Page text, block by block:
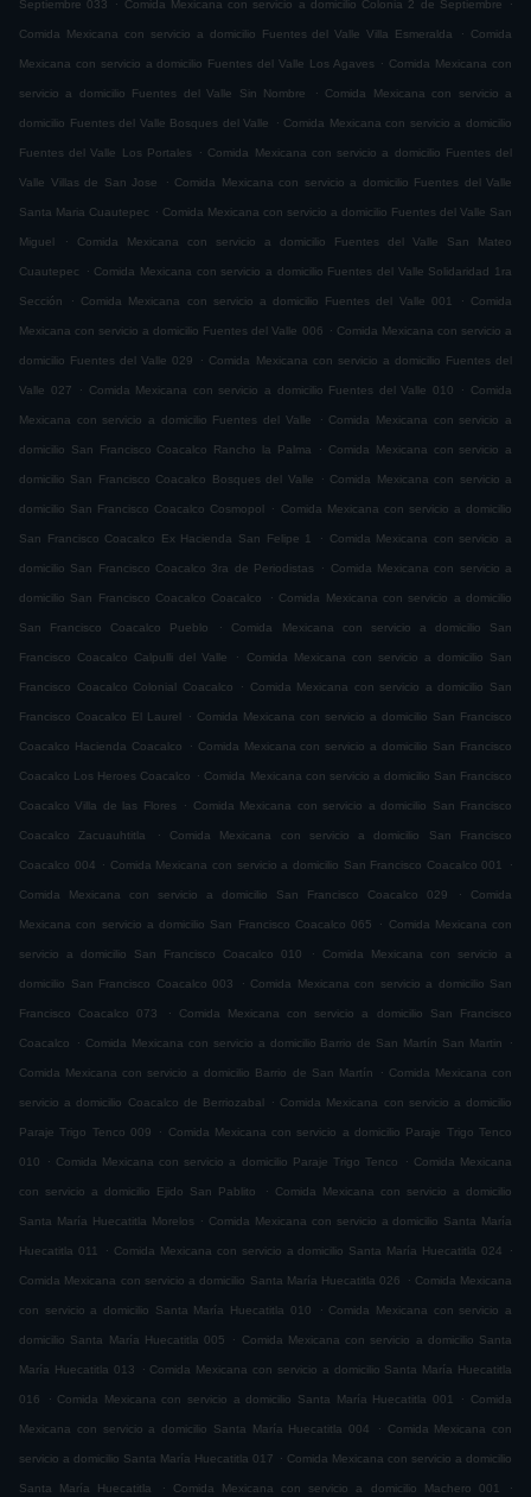
Septiembre 033 Comida Mexicana con servicio a domicilio Colonia 2 de Septiembre
Comida Mexicana con servicio a domicilio Fuentes del Valle Villa Esmeralda . Comida
Mexicana con servicio a domicilio Fuentes del Valle Los Agaves . Comida Mexicana con
servicio a domicilio Fuentes del Valle Sin Nombre . Comida Mexicana con servicio a
domicilio Fuentes del Valle Bosques del Valle . Comida Mexicana con servicio a domicilio
Fuentes del Valle Los Portales . Comida Mexicana con servicio a domicilio Fuentes del
Valle Villas de San Jose . Comida Mexicana con servicio a domicilio Fuentes del Valle
Santa Maria Cuautepec . Comida Mexicana con servicio a domicilio Fuentes del Valle San
Miguel . Comida Mexicana con servicio a domicilio Fuentes del Valle San Mateo
Cuautepec . Comida Mexicana con servicio a domicilio Fuentes del Valle Solidaridad 1ra
Sección . Comida Mexicana con servicio a domicilio Fuentes del Valle 001 . Comida
Mexicana con servicio a domicilio Fuentes del Valle 006 . Comida Mexicana con servicio a
domicilio Fuentes del Valle 029 . Comida Mexicana con servicio a domicilio Fuentes del
Valle 027 . Comida Mexicana con servicio a domicilio Fuentes del Valle 010 . Comida
Mexicana con servicio a domicilio Fuentes del Valle . Comida Mexicana con servicio a
domicilio San Francisco Coacalco Rancho la Palma . Comida Mexicana con servicio a
domicilio San Francisco Coacalco Bosques del Valle . Comida Mexicana con servicio a
domicilio San Francisco Coacalco Cosmopol . Comida Mexicana con servicio a domicilio
San Francisco Coacalco Ex Hacienda San Felipe 1 . Comida Mexicana con servicio a
domicilio San Francisco Coacalco 3ra de Periodistas . Comida Mexicana con servicio a
domicilio San Francisco Coacalco Coacalco . Comida Mexicana con servicio a domicilio
San Francisco Coacalco Pueblo . Comida Mexicana con servicio a domicilio San
Francisco Coacalco Calpulli del Valle . Comida Mexicana con servicio a domicilio San
Francisco Coacalco Colonial Coacalco . Comida Mexicana con servicio a domicilio San
Francisco Coacalco El Laurel . Comida Mexicana con servicio a domicilio San Francisco
Coacalco Hacienda Coacalco . Comida Mexicana con servicio a domicilio San Francisco
Coacalco Los Heroes Coacalco . Comida Mexicana con servicio a domicilio San Francisco
Coacalco Villa de las Flores . Comida Mexicana con servicio a domicilio San Francisco
Coacalco Zacuauhtitla . Comida Mexicana con servicio a domicilio San Francisco
Coacalco 004 . Comida Mexicana con servicio a domicilio San Francisco Coacalco 001 .
Comida Mexicana con servicio a domicilio San Francisco Coacalco 029 . Comida
Mexicana con servicio a domicilio San Francisco Coacalco 065 . Comida Mexicana con
servicio a domicilio San Francisco Coacalco 010 . Comida Mexicana con servicio a
domicilio San Francisco Coacalco 003 . Comida Mexicana con servicio a domicilio San
Francisco Coacalco 073 . Comida Mexicana con servicio a domicilio San Francisco
Coacalco . Comida Mexicana con servicio a domicilio Barrio de San Martín San Martin .
Comida Mexicana con servicio a domicilio Barrio de San Martín . Comida Mexicana con
servicio a domicilio Coacalco de Berriozabal . Comida Mexicana con servicio a domicilio
Paraje Trigo Tenco 009 . Comida Mexicana con servicio a domicilio Paraje Trigo Tenco
010 . Comida Mexicana con servicio a domicilio Paraje Trigo Tenco . Comida Mexicana
con servicio a domicilio Ejido San Pablito . Comida Mexicana con servicio a domicilio
Santa María Huecatitla Morelos . Comida Mexicana con servicio a domicilio Santa María
Huecatitla 011 . Comida Mexicana con servicio a domicilio Santa María Huecatitla 024 .
Comida Mexicana con servicio a domicilio Santa María Huecatitla 026 . Comida Mexicana
con servicio a domicilio Santa María Huecatitla 010 . Comida Mexicana con servicio a
domicilio Santa María Huecatitla 005 . Comida Mexicana con servicio a domicilio Santa
María Huecatitla 013 . Comida Mexicana con servicio a domicilio Santa María Huecatitla
016 . Comida Mexicana con servicio a domicilio Santa María Huecatitla 001 . Comida
Mexicana con servicio a domicilio Santa María Huecatitla 004 . Comida Mexicana con
servicio a domicilio Santa María Huecatitla 017 . Comida Mexicana con servicio a domicilio
Santa María Huecatitla . Comida Mexicana con servicio a domicilio Machero 001 .